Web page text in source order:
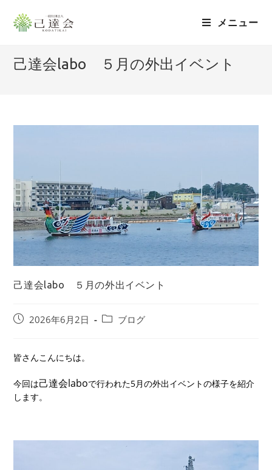
メニュー
己達会labo ５月の外出イベント
己達会labo ５月の外出イベント
2026年6月2日 ブログ
皆さんこんにちは。
今回は己達会laboで行われた5月の外出イベントの様子を紹介
します。